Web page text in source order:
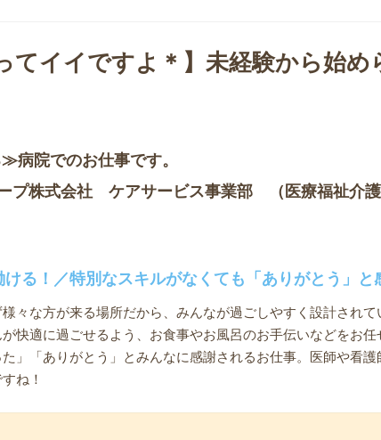
てイイですよ＊】未経験から始
院でのお仕事です。
プ株式会社 ケアサービス事業部 （医療福祉介護
る！／特別なスキルがなくても「ありがとう」と
々な方が来る場所だから、みんなが過ごしやすく設計されて
快適に過ごせるよう、お食事やお風呂のお手伝いなどをお
」「ありがとう」とみんなに感謝されるお仕事。医師や看
ね！